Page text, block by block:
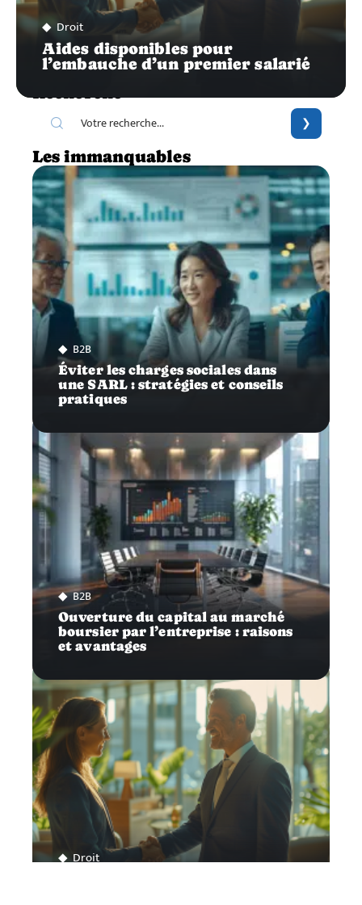
Droit
Aides disponibles pour
l’embauche d’un premier salarié
Les immanquables
B2B
Éviter les charges sociales dans
une SARL : stratégies et conseils
pratiques
B2B
Ouverture du capital au marché
boursier par l’entreprise : raisons
et avantages
Droit